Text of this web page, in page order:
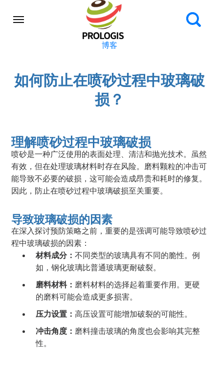
博客
如何防止在喷砂过程中玻璃破
损？
理解喷砂过程中玻璃破损
喷砂是一种广泛使用的表面处理、清洁和抛光技术。虽然
有效，但在处理玻璃材料时存在风险。磨料颗粒的冲击可
能导致不必要的破损，这可能会造成昂贵和耗时的修复。
因此，防止在喷砂过程中玻璃破损至关重要。
导致玻璃破损的因素
在深入探讨预防策略之前，重要的是强调可能导致喷砂过
程中玻璃破损的因素：
材料成分：不同类型的玻璃具有不同的脆性。例
如，钢化玻璃比普通玻璃更耐破裂。
磨料材料： 磨料材料的选择起着重要作用。更硬
的磨料可能会造成更多损害。
压力设置：高压设置可能增加破裂的可能性。
冲击角度： 磨料撞击玻璃的角度也会影响其完整
性。